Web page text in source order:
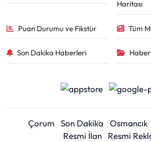
Haritası
Puan Durumu ve Fikstür Tüm
Son Dakika Haberleri
Çorum Son Dakika Osmancık
Resmi İlan
Resmi